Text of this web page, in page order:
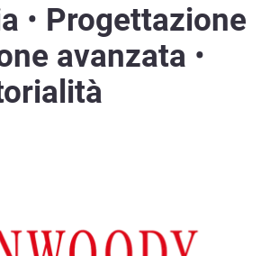
• Progettazione
avanzata •